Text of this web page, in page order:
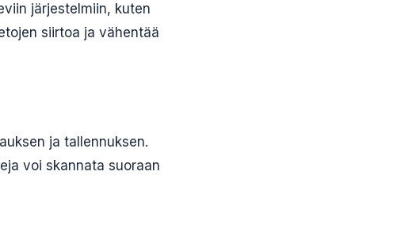
järjestelmiin, kuten
siirtoa ja vähentää
ja tallennuksen.
voi skannata suoraan